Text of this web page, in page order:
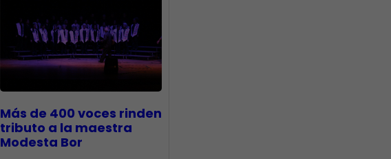
Más de 400 voces rinden
tributo a la maestra
Modesta Bor